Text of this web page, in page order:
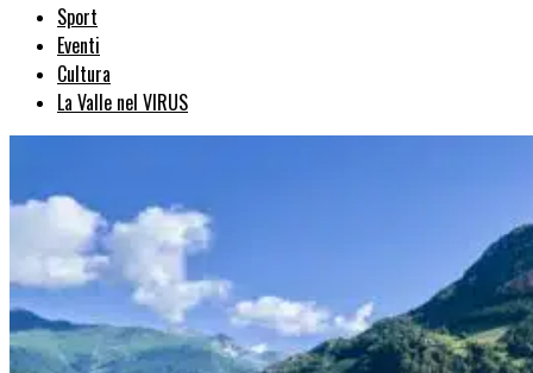
Sport
Eventi
Cultura
La Valle nel VIRUS